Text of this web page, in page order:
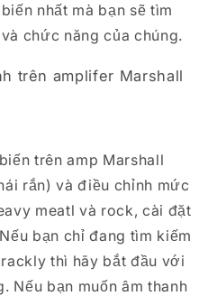
nhất mà bạn sẽ tìm
chức năng của chúng.
trên amp Marshall
rắn) và điều chỉnh mức
meatl và rock, cài đặt
bạn chỉ đang tìm kiếm
thì hãy bắt đầu với
Nếu bạn muốn âm thanh